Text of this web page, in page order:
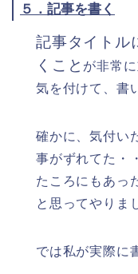
５．記事を書く
記事タイトル
くこと が非常
気を付けて、書
確かに、気付い
事がずれてた・
たころにもあっ
と思ってやりま
では私が実際に